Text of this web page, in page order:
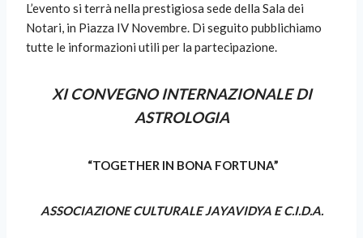
L’evento si terrà nella prestigiosa sede della Sala dei
Notari, in Piazza IV Novembre. Di seguito pubblichiamo
tutte le informazioni utili per la partecipazione.
XI CONVEGNO INTERNAZIONALE DI
ASTROLOGIA
“TOGETHER IN BONA FORTUNA”
ASSOCIAZIONE CULTURALE JAYAVIDYA E C.I.D.A.